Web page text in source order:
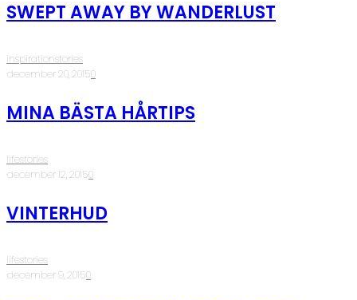
SWEPT AWAY BY WANDERLUST
inspirationstories
·december 20, 2015·0
MINA BÄSTA HÅRTIPS
lifestories
·december 12, 2015·0
VINTERHUD
lifestories
·december 9, 2015·0